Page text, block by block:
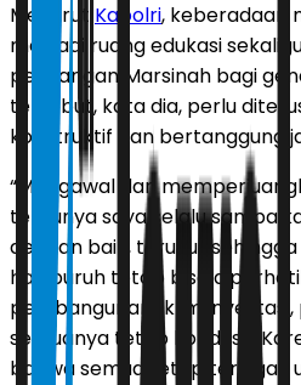
Menurut Kapolri, keberadaan
menjadi ruang edukasi
perjuangan Marsinah bagi
tersebut, kata dia, perlu
konstruktif dan bertanggung
“Mengawal dan
tentunya saya selalu
dengan baik, terukur
hak buruh tetap bisa
pembangunan, iklim
semuanya tetap kondusif.
bahwa semua tetap terjaga,”